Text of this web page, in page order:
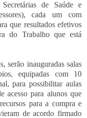
de Saúde e
cada um com
que resultados efetivos
do Trabalho que está
serão inauguradas salas
equipadas com 10
para possibilitar aulas
acesso para alunos que
para a compra e
de acordo firmado